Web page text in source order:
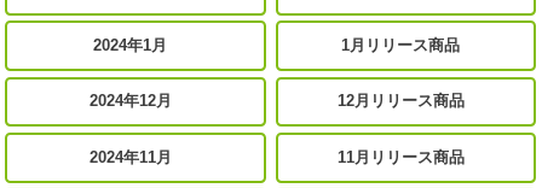
2024年1月 1月リリース商品
2024年12月 12月リリース商品
2024年11月 11月リリース商品